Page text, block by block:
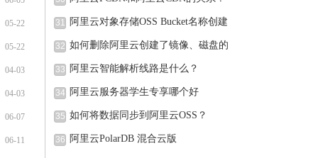
05-22
05-22
04-03
04-03
06-07
06-11
31
阿里云对象存储OSS Bucket名称创建
完可
32 如何删除阿里云创建了镜像、磁盘的
33 阿里云智能解析线路是什么？
34 阿里云服务器学生专享哪个好
35 如何将数据同步到阿里云OSS？
36 阿里云PolarDB 混合云版